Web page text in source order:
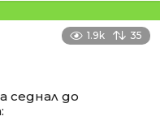
1.9k 35
седнал до